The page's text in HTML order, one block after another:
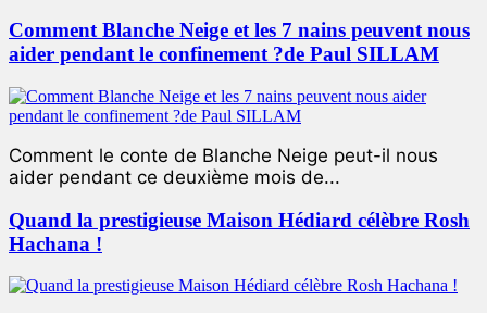
Comment Blanche Neige et les 7 nains peuvent nous
aider pendant le confinement ?de Paul SILLAM
Comment le conte de Blanche Neige peut-il nous
aider pendant ce deuxième mois de...
Quand la prestigieuse Maison Hédiard célèbre Rosh
Hachana !